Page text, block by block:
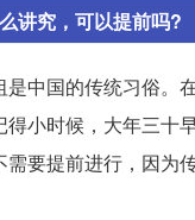
讲究，可以提前吗?
是中国的传统习俗。
得小时候，大年三十
要提前进行，因为